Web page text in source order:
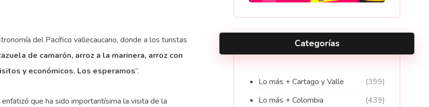
del Pacífico vallecaucano, donde a los turistas
de camarón, arroz a la marinera, arroz con
y económicos. Los esperamos”.
que ha sido importantísima la visita de la
Categorías
Lo más + Cartago y Valle
(399)
Lo más + Colombia
(439)